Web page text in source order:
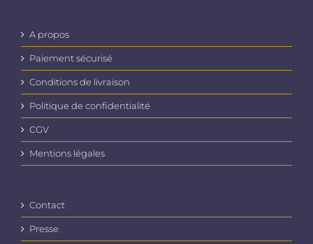
A propos
Paiement sécurisé
Conditions de livraison
Politique de confidentialité
CGV
Mentions légales
Contact
Presse